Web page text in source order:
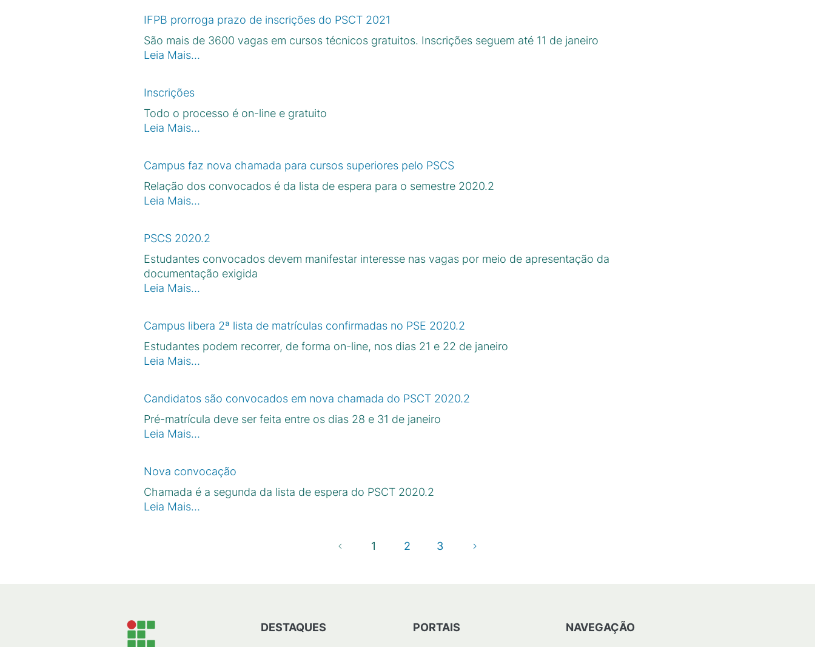
IFPB prorroga prazo de inscrições do PSCT 2021
São mais de 3600 vagas em cursos técnicos gratuitos. Inscrições seguem até 11 de janeiro
Leia Mais…
Inscrições
Todo o processo é on-line e gratuito
Leia Mais…
Campus faz nova chamada para cursos superiores pelo PSCS
Relação dos convocados é da lista de espera para o semestre 2020.2
Leia Mais…
PSCS 2020.2
Estudantes convocados devem manifestar interesse nas vagas por meio de apresentação da
documentação exigida
Leia Mais…
Campus libera 2ª lista de matrículas confirmadas no PSE 2020.2
Estudantes podem recorrer, de forma on-line, nos dias 21 e 22 de janeiro
Leia Mais…
Candidatos são convocados em nova chamada do PSCT 2020.2
Pré-matrícula deve ser feita entre os dias 28 e 31 de janeiro
Leia Mais…
Nova convocação
Chamada é a segunda da lista de espera do PSCT 2020.2
Leia Mais…
1 2 3
DESTAQUES PORTAIS NAVEGAÇÃO